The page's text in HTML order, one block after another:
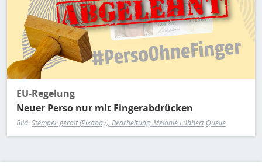
EU-Regelung
Neuer Perso nur mit Fingerabdrücken
Bild:Stempel: geralt (Pixabay), Bearbeitung: Melanie Lübbert Quelle